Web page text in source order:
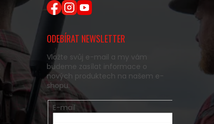
ODEBÍRAT NEWSLETTER
Vložte svůj e-mail a my vám
budeme zasílat informace o
nových produktech na našem e-
shopu.
E-mail